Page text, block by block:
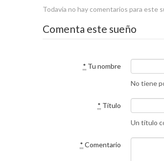
Todavía no hay comentarios para este
Comenta este sueño
* Tu nombre
No tiene
* Título
Un título
* Comentario